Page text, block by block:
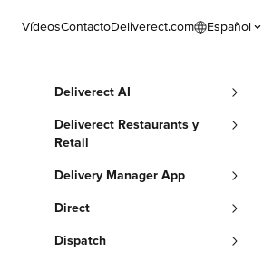
VídeosContactoDeliverect.com Español
Deliverect AI
Deliverect Restaurants y
Retail
Delivery Manager App
Direct
Dispatch